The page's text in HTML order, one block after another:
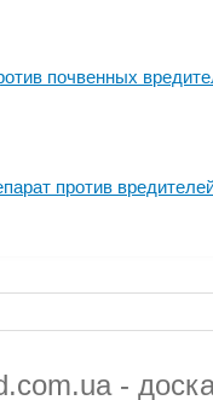
почвенных
против
-